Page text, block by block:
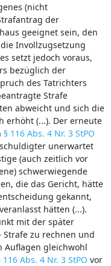
(nicht
der
geeignet sein, den
Invollzugsetzung
setzt jedoch voraus,
bezüglich der
des Tatrichters
Strafe
abweicht und sich die
erhöht (...). Der erneute
§ 116 Abs. 4 Nr. 3 StPO
unerwartet
(auch zeitlich vor
schwerwiegende
die das Gericht, hätte
gekannt,
hätten (...).
mit der später
zu rechnen und
Auflagen gleichwohl
116 Abs. 4 Nr. 3 StPO vor